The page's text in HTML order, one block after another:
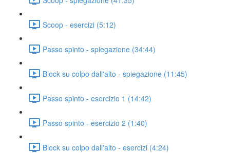
Scoop - esercizi (5:12)
Passo spinto - spiegazione (34:44)
Block su colpo dall'alto - spiegazione (11:45)
Passo spinto - esercizio 1 (14:42)
Passo spinto - esercizio 2 (1:40)
Block su colpo dall'alto - esercizi (4:24)